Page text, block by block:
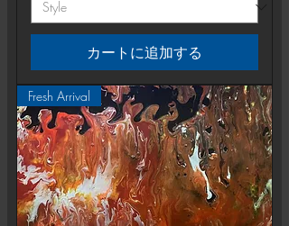
カートに追加する
Fresh Arrival